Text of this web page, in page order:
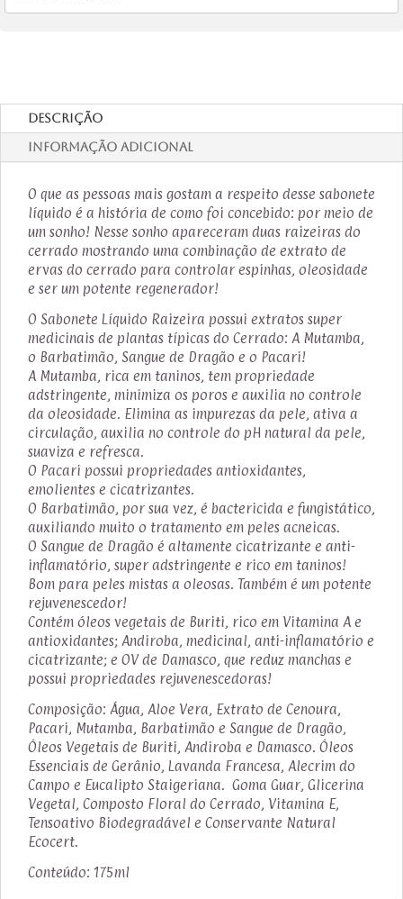
Descrição
Informação adicional
O que as pessoas mais gostam a respeito desse sabonete
líquido é a história de como foi concebido: por meio de
um sonho! Nesse sonho apareceram duas raizeiras do
cerrado mostrando uma combinação de extrato de
ervas do cerrado para controlar espinhas, oleosidade
e ser um potente regenerador!
O Sabonete Líquido Raizeira possui extratos super
medicinais de plantas típicas do Cerrado: A Mutamba,
o Barbatimão, Sangue de Dragão e o Pacari!
A Mutamba, rica em taninos, tem propriedade
adstringente, minimiza os poros e auxilia no controle
da oleosidade. Elimina as impurezas da pele, ativa a
circulação, auxilia no controle do pH natural da pele,
suaviza e refresca.
O Pacari possui propriedades antioxidantes,
emolientes e cicatrizantes.
O Barbatimão, por sua vez, é bactericida e fungistático,
auxiliando muito o tratamento em peles acneicas.
O Sangue de Dragão é altamente cicatrizante e anti-
inflamatório, super adstringente e rico em taninos!
Bom para peles mistas a oleosas. Também é um potente
rejuvenescedor!
Contém óleos vegetais de Buriti, rico em Vitamina A e
antioxidantes; Andiroba, medicinal, anti-inflamatório e
cicatrizante; e OV de Damasco, que reduz manchas e
possui propriedades rejuvenescedoras!
Composição: Água, Aloe Vera, Extrato de Cenoura,
Pacari, Mutamba, Barbatimão e Sangue de Dragão,
Óleos Vegetais de Buriti, Andiroba e Damasco. Óleos
Essenciais de Gerânio, Lavanda Francesa, Alecrim do
Campo e Eucalipto Staigeriana. Goma Guar, Glicerina
Vegetal, Composto Floral do Cerrado, Vitamina E,
Tensoativo Biodegradável e Conservante Natural
Ecocert.
Conteúdo: 175ml